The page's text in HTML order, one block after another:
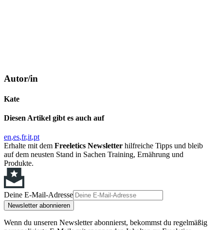
Autor/in
Kate
Diesen Artikel gibt es auch auf
en es fr it pt
Erhalte mit dem Freeletics Newsletter hilfreiche Tipps und bleib
auf dem neusten Stand in Sachen Training, Ernährung und
Produkte.
Deine E-Mail-Adresse
Newsletter abonnieren
Wenn du unseren Newsletter abonnierst, bekommst du regelmäßig